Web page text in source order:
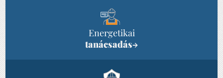
Energetikai
tanácsadás→